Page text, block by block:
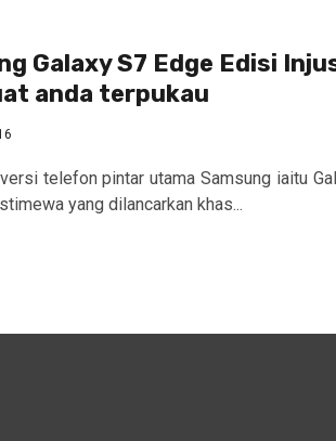
Galaxy S7 Edge Edisi
anda terpukau
telefon pintar utama Samsung iaitu
yang dilancarkan khas...